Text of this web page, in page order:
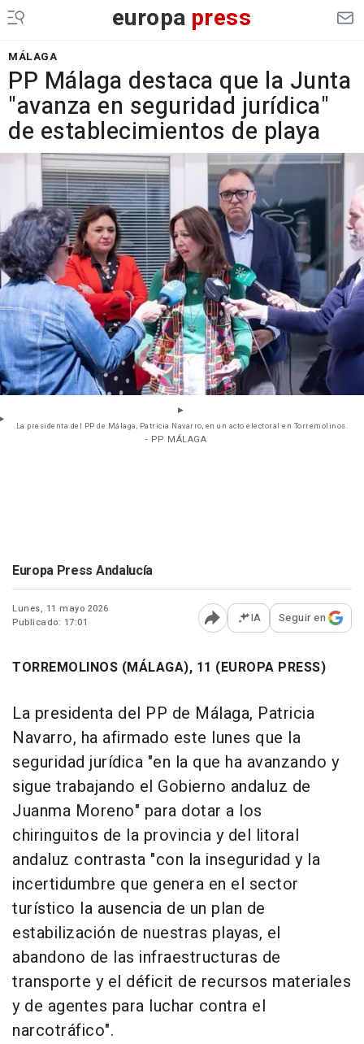
europa press
MÁLAGA
PP Málaga destaca que la Junta
"avanza en seguridad jurídica"
de establecimientos de playa
La presidenta del PP de Málaga, Patricia Navarro, en un acto electoral en Torremolinos.
- PP MÁLAGA
Europa Press Andalucía
Lunes, 11 mayo 2026
Publicado: 17:01
Abrir opciones para
IA Seguir en
TORREMOLINOS (MÁLAGA), 11 (EUROPA PRESS)
La presidenta del PP de Málaga, Patricia
Navarro, ha afirmado este lunes que la
seguridad jurídica "en la que ha avanzando y
sigue trabajando el Gobierno andaluz de
Juanma Moreno" para dotar a los
chiringuitos de la provincia y del litoral
andaluz contrasta "con la inseguridad y la
incertidumbre que genera en el sector
turístico la ausencia de un plan de
estabilización de nuestras playas, el
abandono de las infraestructuras de
transporte y el déficit de recursos materiales
y de agentes para luchar contra el
narcotráfico".